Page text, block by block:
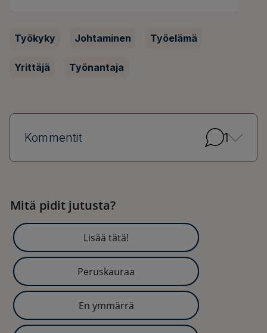
Työkyky Johtaminen Työelämä
Yrittäjä Työnantaja
Kommentit 1
Mitä pidit jutusta?
Lisää tätä!
Peruskauraa
En ymmärrä